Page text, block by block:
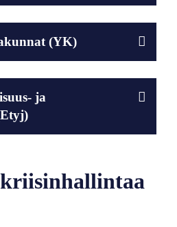
(YK)
ja